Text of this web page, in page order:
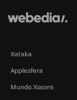
Xataka
Applesfera
Mundo Xiaomi